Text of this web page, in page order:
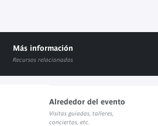
Más información
Recursos relacionados
Programme colloque
Documento PDF
Alrededor del evento
Visitas guiadas, talleres,
conciertos, etc.